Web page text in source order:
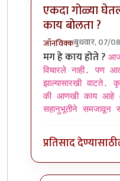
एकदा गोळ्या
काय बोलता ?
जॉनविक्कबुधवार, 07/
In reply to
मग हे काय होते ?
विचारले नाही. पण
झाल्यासारखी वाटते.
की आणखी काय आहे
सहानुभूतीने समजावून
प्रतिसाद देण्यासाठी